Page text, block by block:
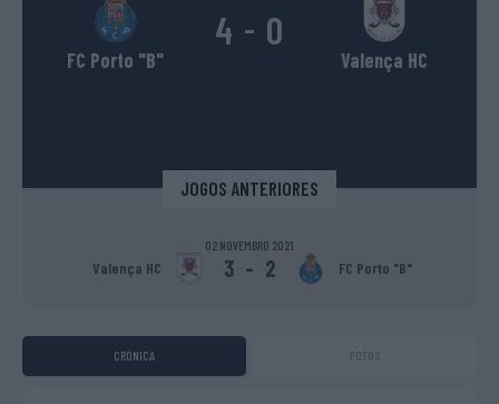
FC Porto "B"
4 - 0
Valença HC
JOGOS ANTERIORES
02 NOVEMBRO 2021
Valença HC 3 - 2 FC Porto "B"
CRÓNICA FOTOS